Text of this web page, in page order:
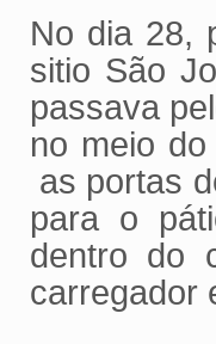
No dia 28,
sitio São
passava
no meio
as portas
para o
dentro do
carregador